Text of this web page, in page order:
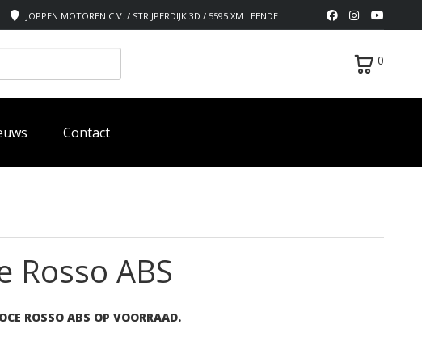
JOPPEN MOTOREN C.V. / STRIJPERDIJK 3D / 5595 XM LEENDE
0
Contact
Rosso ABS
ROSSO ABS OP VOORRAAD.